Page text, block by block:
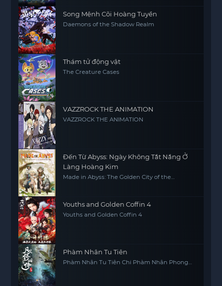
Song Mệnh Cõi Hoàng Tuyền
Daemons of the Shadow Realm
Thám tử động vật
The Creature Cases
VAZZROCK THE ANIMATION
VAZZROCK THE ANIMATION
Đến Từ Abyss: Ngày Không Tắt Nắng Ở
Làng Hoàng Kim
Made in Abyss: The Golden City of the
Youths and Golden Coffin 4
Youths and Golden Coffin 4
Phàm Nhân Tu Tiên
Phàm Nhân Tu Tiên Chi Phàm Nhân Phong